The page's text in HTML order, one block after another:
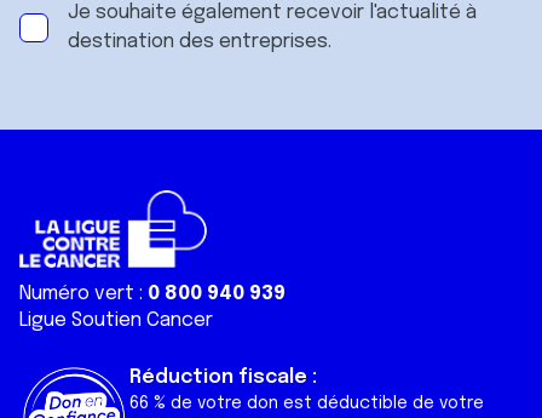
Je souhaite également recevoir l'actualité à
destination des entreprises.
Numéro vert : 0 800 940 939
Ligue Soutien Cancer
Réduction fiscale :
66 % de votre don est déductible de votre